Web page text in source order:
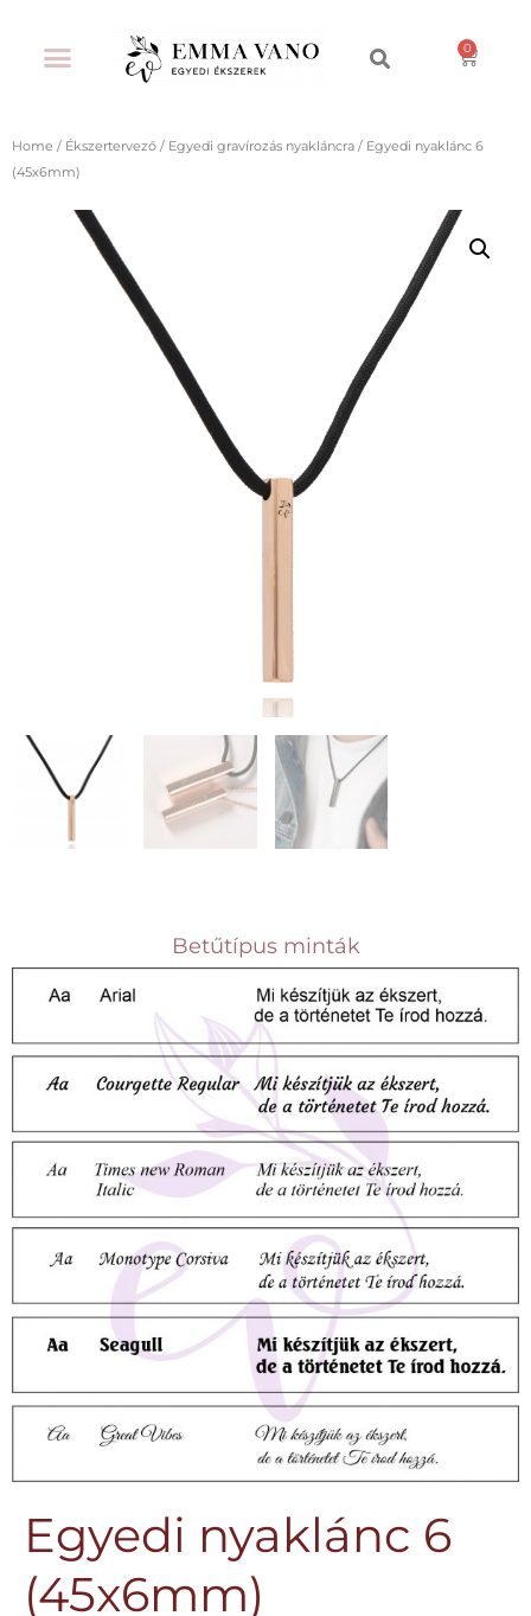
Home / Ékszertervező / Egyedi gravírozás nyakláncra / Egyedi nyaklánc 6
(45x6mm)
Betűtípus minták
Egyedi nyaklánc 6
(45x6mm)